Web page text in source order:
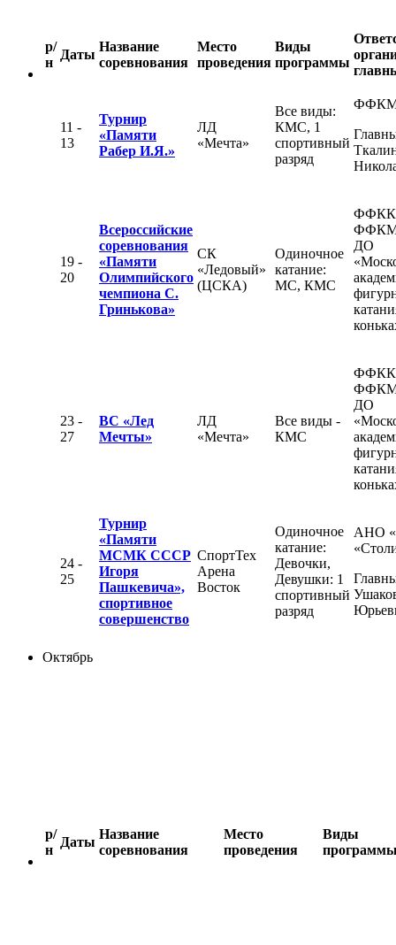
р/
н
Даты
Название
соревнования
Место
проведения
Виды
программы
11 -
13
Турнир
«Памяти
Рабер И.Я.»
ЛД
«Мечта»
Все виды:
КМС, 1
спортивный
разряд
19 -
20
Всероссийские
соревнования
«Памяти
Олимпийского
чемпиона С.
Гринькова»
СК
«Ледовый»
(ЦСКА)
Одиночное
катание:
МС, КМС
ДО
23 -
27
ВС «Лед
Мечты»
ЛД
«Мечта»
Все виды -
КМС
ДО
24 -
25
Турнир
«Памяти
МСМК СССР
Игоря
Пашкевича»,
спортивное
совершенство
СпортТех
Арена
Восток
Одиночное
катание:
Девочки,
Девушки: 1
спортивный
разряд
АНО
Октябрь
р/
н
Даты
Название
соревнования
Место
проведения
Виды